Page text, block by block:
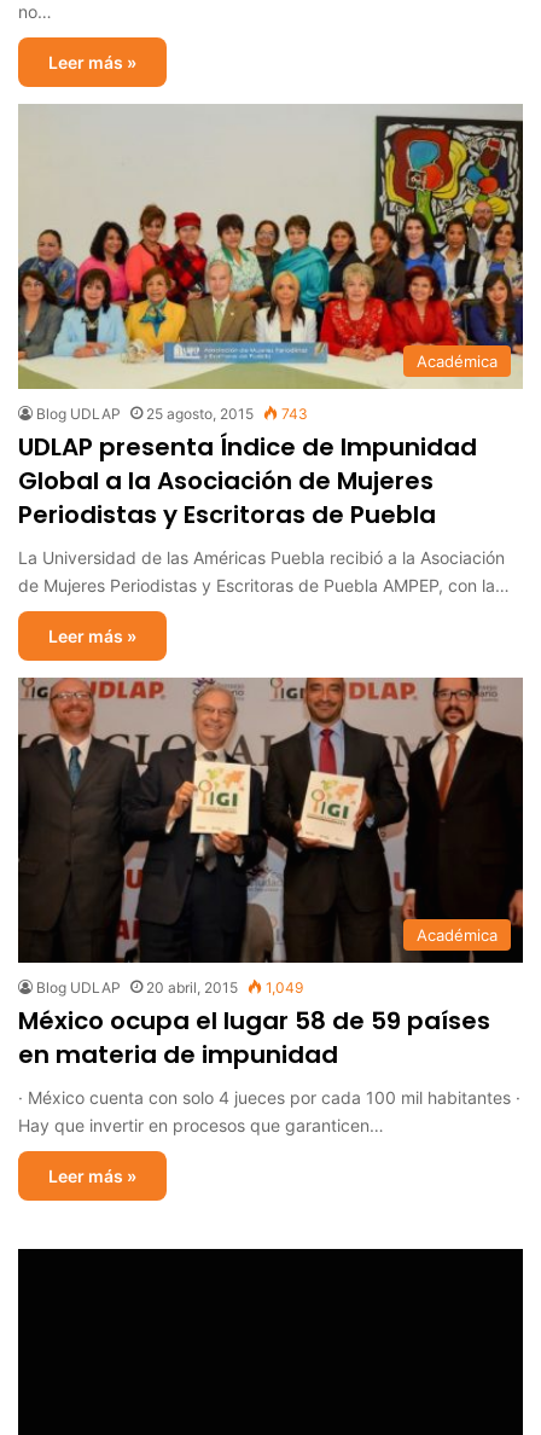
no…
Leer más »
Académica
Blog UDLAP 25 agosto, 2015 743
UDLAP presenta Índice de Impunidad
Global a la Asociación de Mujeres
Periodistas y Escritoras de Puebla
La Universidad de las Américas Puebla recibió a la Asociación
de Mujeres Periodistas y Escritoras de Puebla AMPEP, con la…
Leer más »
Académica
Blog UDLAP 20 abril, 2015 1,049
México ocupa el lugar 58 de 59 países
en materia de impunidad
· México cuenta con solo 4 jueces por cada 100 mil habitantes ·
Hay que invertir en procesos que garanticen…
Leer más »